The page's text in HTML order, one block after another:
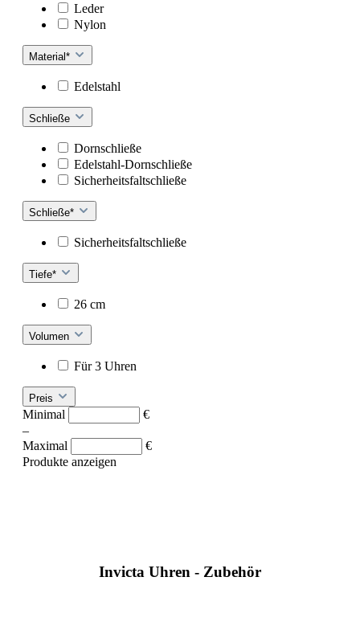
Leder
Nylon
Material*
Edelstahl
Schließe
Dornschließe
Edelstahl-Dornschließe
Sicherheitsfaltschließe
Schließe*
Sicherheitsfaltschließe
Tiefe*
26 cm
Volumen
Für 3 Uhren
Preis
Minimal
€
–
Maximal
€
Produkte anzeigen
Invicta Uhren - Zubehör